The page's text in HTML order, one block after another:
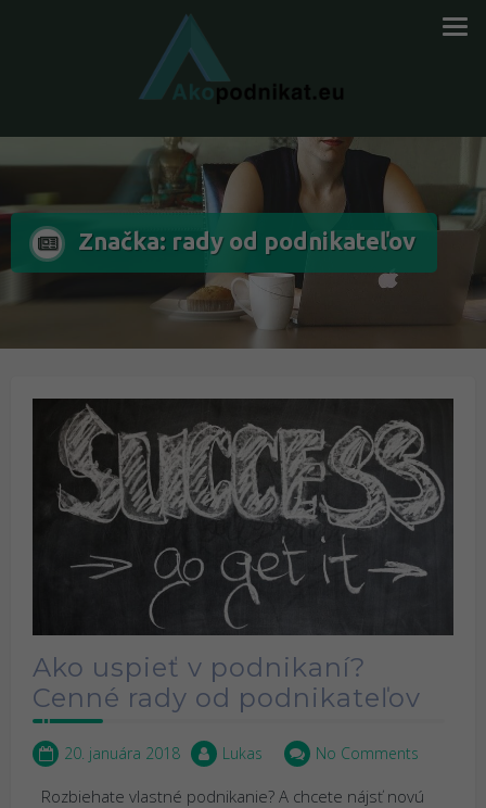
Značka: rady od podnikateľov
Ako uspieť v podnikaní?
Cenné rady od podnikateľov
20. januára 2018 Lukas No Comments
Rozbiehate vlastné podnikanie? A chcete nájsť novú